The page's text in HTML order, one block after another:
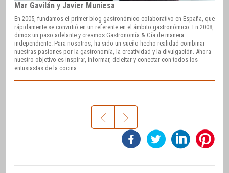
Mar Gavilán y Javier Muniesa
En 2005, fundamos el primer blog gastronómico colaborativo en España, que
rápidamente se convirtió en un referente en el ámbito gastronómico. En 2008,
dimos un paso adelante y creamos Gastronomía & Cía de manera
independiente. Para nosotros, ha sido un sueño hecho realidad combinar
nuestras pasiones por la gastronomía, la creatividad y la divulgación. Ahora
nuestro objetivo es inspirar, informar, deleitar y conectar con todos los
entusiastas de la cocina.